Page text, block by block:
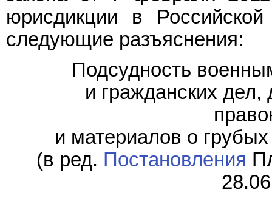
юрисдикции в
следующие разъяснения:
Подсудность
и гражданских
и материалов о
(в ред. Постановления